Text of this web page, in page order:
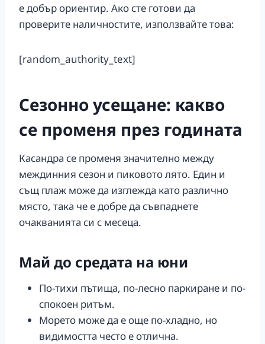
е добър ориентир. Ако сте готови да
проверите наличностите, използвайте това:
[random_authority_text]
Сезонно усещане: какво
се променя през годината
Касандра се променя значително между
междинния сезон и пиковото лято. Един и
същ плаж може да изглежда като различно
място, така че е добре да съвпаднете
очакванията си с месеца.
Май до средата на юни
По-тихи пътища, по-лесно паркиране и по-
спокоен ритъм.
Морето може да е още по-хладно, но
видимостта често е отлична.